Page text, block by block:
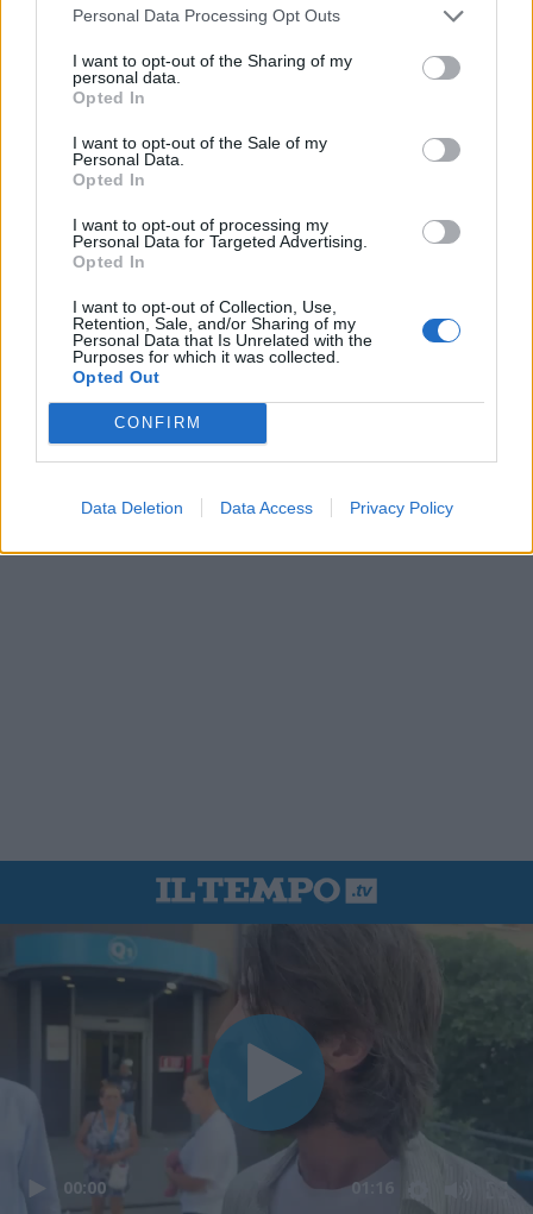
Personal Data Processing Opt Outs
I want to opt-out of the Sharing of my
personal data.
Opted In
I want to opt-out of the Sale of my
Personal Data.
Opted In
I want to opt-out of processing my
Personal Data for Targeted Advertising.
Opted In
I want to opt-out of Collection, Use,
Retention, Sale, and/or Sharing of my
Personal Data that Is Unrelated with the
Purposes for which it was collected.
Opted Out
CONFIRM
Data Deletion Data Access Privacy Policy
00:00 01:16